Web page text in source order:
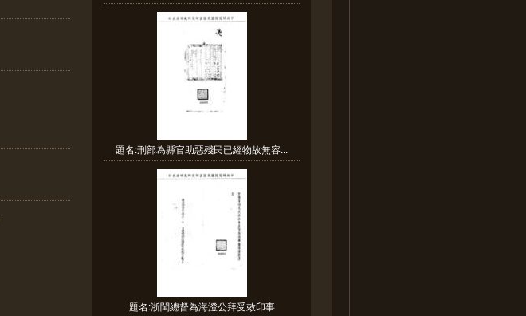
題名:刑部為縣官助惡殘民已經物故無容...
題名:浙閩總督為海澄公拜受敕印事